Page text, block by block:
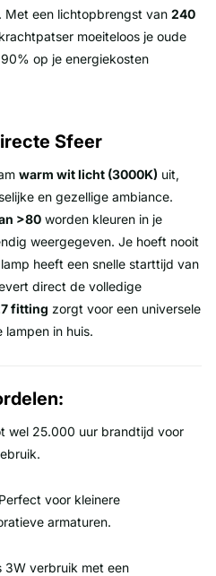
een lichtopbrengst van 240
moeiteloos je oude
op je energiekosten
Sfeer
warm wit licht (3000K) uit,
en gezellige ambiance.
>80 worden kleuren in je
weergegeven. Je hoeft nooit
heeft een snelle starttijd van
direct de volledige
fitting zorgt voor een universele
in huis.
wel 25.000 uur brandtijd voor
Perfect voor kleinere
armaturen.
3W verbruik met een